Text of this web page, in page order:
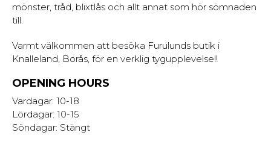
mönster, tråd, blixtlås och allt annat som hör sömnaden
till.
Varmt välkommen att besöka Furulunds butik i
Knalleland, Borås, för en verklig tygupplevelse!!
OPENING HOURS
Vardagar: 10-18
Lördagar: 10-15
Söndagar: Stängt